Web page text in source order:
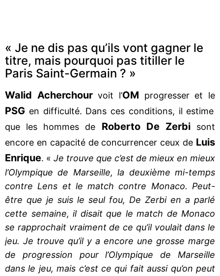
« Je ne dis pas qu’ils vont gagner le
titre, mais pourquoi pas titiller le
Paris Saint-Germain ? »
Walid Acherchourvoit l’OM progresser et le
PSG en difficulté. Dans ces conditions, il estime
que les hommes de Roberto De Zerbisont
encore en capacité de concurrencer ceux de Luis
Enrique. « Je trouve que c’est de mieux en mieux
l’Olympique de Marseille, la deuxième mi-temps
contre Lens et le match contre Monaco. Peut-
être que je suis le seul fou, De Zerbi en a parlé
cette semaine, il disait que le match de Monaco
se rapprochait vraiment de ce qu’il voulait dans le
jeu. Je trouve qu’il y a encore une grosse marge
de progression pour l’Olympique de Marseille
dans le jeu, mais c’est ce qui fait aussi qu’on peut